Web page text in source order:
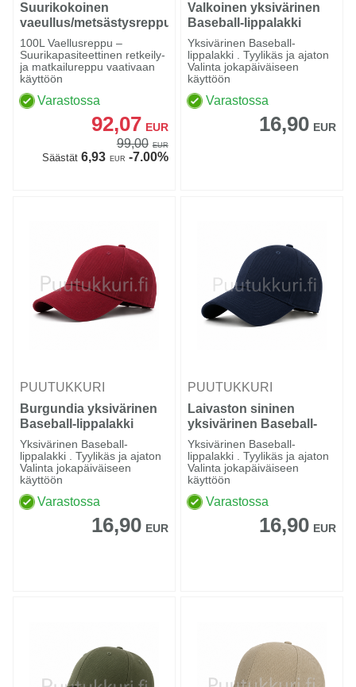
Suurikokoinen
vaeullus/metsästysreppu
100L
100L Vaellusreppu –
Suurikapasiteettinen retkeily-
ja matkailureppu vaativaan
käyttöön
Varastossa
92,07 EUR
99,00 EUR
Säästät6,93 EUR -7.00%
Valkoinen yksivärinen
Baseball-lippalakki
Yksivärinen Baseball-
lippalakki . Tyylikäs ja ajaton
Valinta jokapäiväiseen
käyttöön
Varastossa
16,90 EUR
PUUTUKKURI
Burgundia yksivärinen
Baseball-lippalakki
Yksivärinen Baseball-
lippalakki . Tyylikäs ja ajaton
Valinta jokapäiväiseen
käyttöön
Varastossa
16,90 EUR
PUUTUKKURI
Laivaston sininen
yksivärinen Baseball-
lippalakki
Yksivärinen Baseball-
lippalakki . Tyylikäs ja ajaton
Valinta jokapäiväiseen
käyttöön
Varastossa
16,90 EUR